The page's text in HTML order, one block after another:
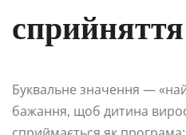
сприйняття
Буквальне значення —
бажання, щоб дитина